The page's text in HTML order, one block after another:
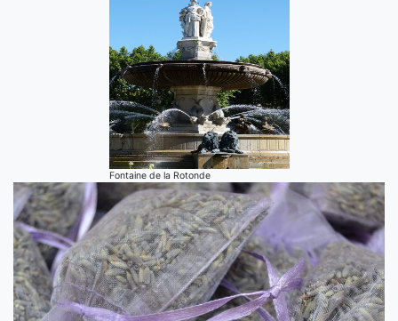
Fontaine de la Rotonde